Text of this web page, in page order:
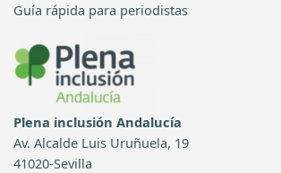
Guía rápida para periodistas
Plena inclusión Andalucía
Av. Alcalde Luis Uruñuela, 19
41020-Sevilla